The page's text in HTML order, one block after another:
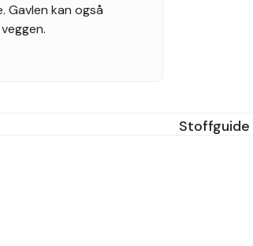
Gavlen kan også
Stoffguide